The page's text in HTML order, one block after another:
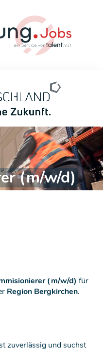
(m/w/d)
(m/w/d) für
Region Bergkirchen.
zuverlässig und suchst